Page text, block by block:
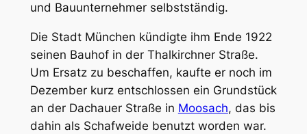
und Bauunternehmer selbstständig.
Die Stadt München kündigte ihm Ende 1922
seinen Bauhof in der Thalkirchner Straße.
Um Ersatz zu beschaffen, kaufte er noch im
Dezember kurz entschlossen ein Grundstück
an der Dachauer Straße in Moosach, das bis
dahin als Schafweide benutzt worden war.